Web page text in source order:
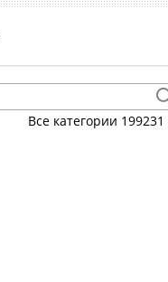
Все категории 199231